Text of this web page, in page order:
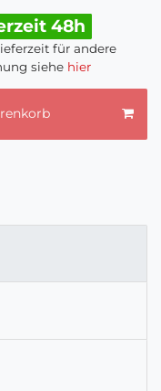
48h
für andere
siehe hier